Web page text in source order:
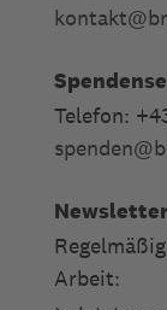
kontakt@
Telefon:
spenden@
Arbeit: